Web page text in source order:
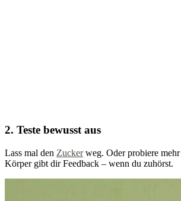
2. Teste bewusst aus
Lass mal den Zuckerweg. Oder probiere mehr
Körper gibt dir Feedback – wenn du zuhörst.